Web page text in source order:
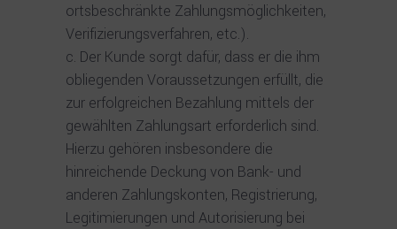
ortsbeschränkte Zahlungsmöglichkeiten,
Verifizierungsverfahren, etc.).
Der Kunde sorgt dafür, dass er die ihm
obliegenden Voraussetzungen erfüllt, die
zur erfolgreichen Bezahlung mittels der
gewählten Zahlungsart erforderlich sind.
Hierzu gehören insbesondere die
hinreichende Deckung von Bank- und
anderen Zahlungskonten, Registrierung,
Legitimierungen und Autorisierung bei